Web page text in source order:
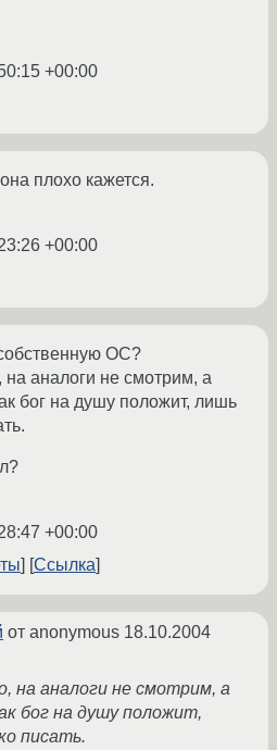
+00:00
плохо кажется.
+00:00
ОС?
аналоги не смотрим, а
бог на душу положит, лишь
+00:00
Ссылка
от anonymous 18.10.2004
на аналоги не смотрим, а
бог на душу положит,
писать.